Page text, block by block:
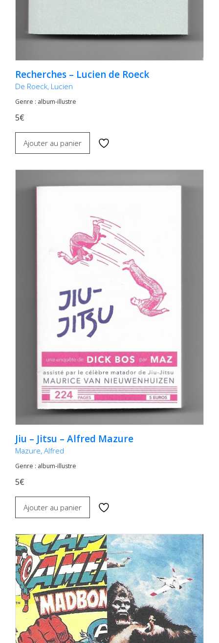
Recherches – Lucien de Roeck
De Roeck, Lucien
Genre : album-illustre
5€
Ajouter au panier
Jiu – Jitsu – Alfred Mazure
Mazure, Alfred
Genre : album-illustre
5€
Ajouter au panier